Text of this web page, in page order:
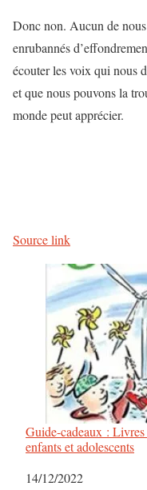
Donc non. Aucun de nous
enrubannés
écouter les voix qui nous
et que nous pouvons la
monde peut apprécier.
Source link
Guide-cadeaux :
enfants et adolescents
Date
14/12/2022